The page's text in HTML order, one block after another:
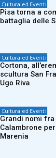
Cultura ed Eventi
Pisa torna a
battaglia delle
Cultura ed Eventi
Cortona,
scultura San
Ugo Riva
Cultura ed Eventi
Grandi nomi
Calambrone
Marenia